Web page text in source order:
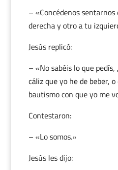
– «Concédenos
derecha y otro a tu
Jesús replicó:
– «No sabéis lo que pedís,
cáliz que yo he de beber,
bautismo con que yo me
Contestaron:
– «Lo somos.»
Jesús les dijo: